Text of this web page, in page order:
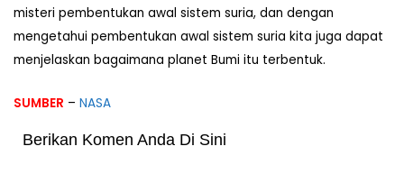
misteri pembentukan awal sistem suria, dan dengan
mengetahui pembentukan awal sistem suria kita juga dapat
menjelaskan bagaimana planet Bumi itu terbentuk.
SUMBER – NASA
Berikan Komen Anda Di Sini